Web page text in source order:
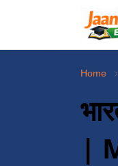
Home
|